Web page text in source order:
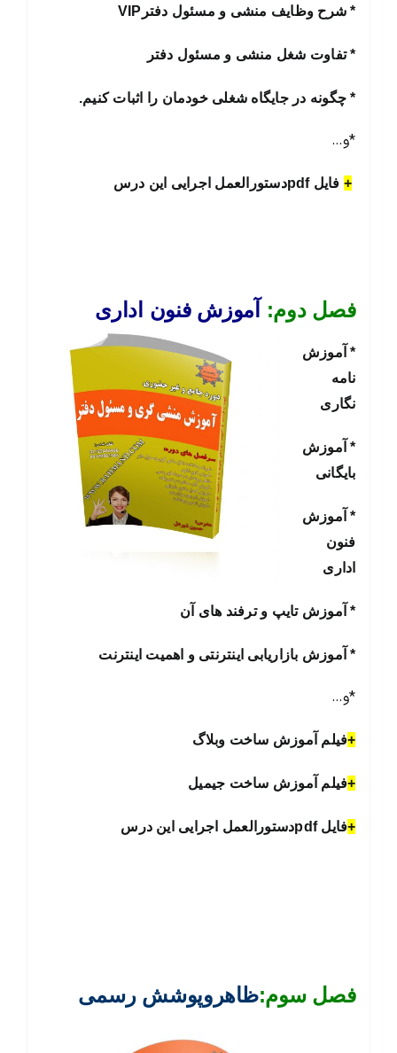
* شرح وظایف منشی و مسئول دفترVIP
* تفاوت شغل منشی و مسئول دفتر
* چگونه در جایگاه شغلی خودمان را اثبات کنیم.
*و…
+ فایل pdfدستورالعمل اجرایی این درس
فصل دوم: آموزش فنون اداری
* آموزش
نامه
نگاری
* آموزش
بایگانی
* آموزش
فنون
اداری
* آموزش تایپ و ترفند های آن
* آموزش بازاریابی اینترنتی و اهمیت اینترنت
*و…
+فیلم آموزش ساخت وبلاگ
+فیلم آموزش ساخت جیمیل
+فایل pdfدستورالعمل اجرایی این درس
فصل سوم:ظاهروپوشش رسمی